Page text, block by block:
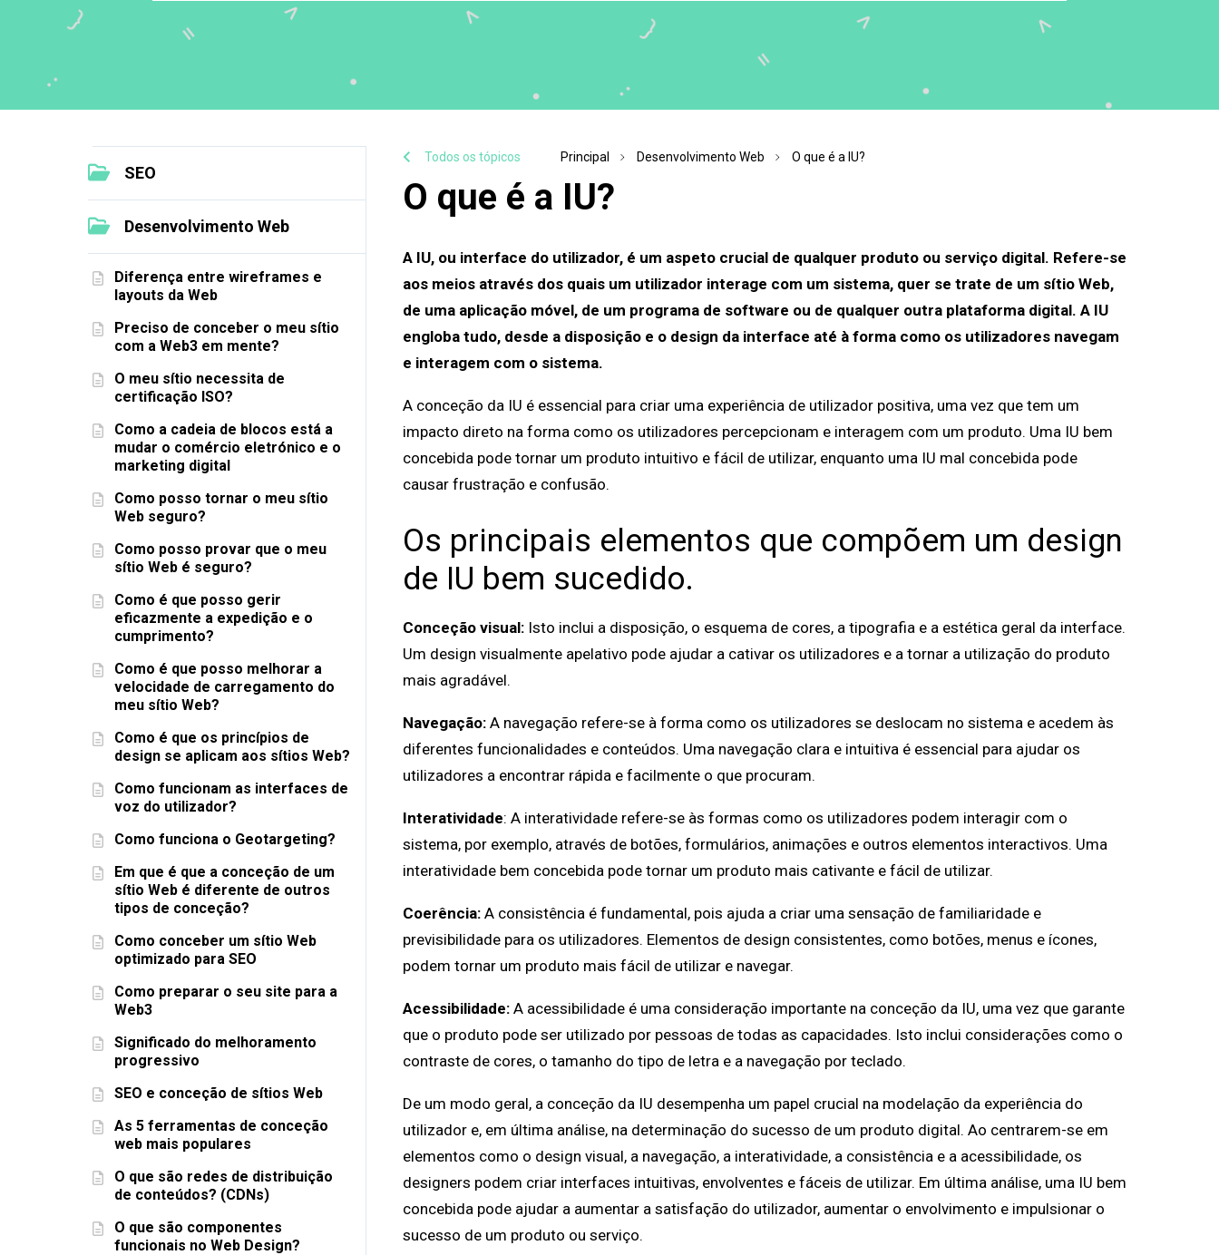
SEO
Desenvolvimento Web
Diferença entre wireframes e
layouts da Web
Preciso de conceber o meu sítio
com a Web3 em mente?
O meu sítio necessita de
certificação ISO?
Como a cadeia de blocos está a
mudar o comércio eletrónico e o
marketing digital
Como posso tornar o meu sítio
Web seguro?
Como posso provar que o meu
sítio Web é seguro?
Como é que posso gerir
eficazmente a expedição e o
cumprimento?
Como é que posso melhorar a
velocidade de carregamento do
meu sítio Web?
Como é que os princípios de
design se aplicam aos sítios Web?
Como funcionam as interfaces de
voz do utilizador?
Como funciona o Geotargeting?
Em que é que a conceção de um
sítio Web é diferente de outros
tipos de conceção?
Como conceber um sítio Web
optimizado para SEO
Como preparar o seu site para a
Web3
Significado do melhoramento
progressivo
SEO e conceção de sítios Web
As 5 ferramentas de conceção
web mais populares
O que são redes de distribuição
de conteúdos? (CDNs)
O que são componentes
funcionais no Web Design?
Todos os tópicos Principal Desenvolvimento Web O que é a IU?
O que é a IU?
A IU, ou interface do utilizador, é um aspeto crucial de qualquer produto ou serviço digital. Refere-se
aos meios através dos quais um utilizador interage com um sistema, quer se trate de um sítio Web,
de uma aplicação móvel, de um programa de software ou de qualquer outra plataforma digital. A IU
engloba tudo, desde a disposição e o design da interface até à forma como os utilizadores navegam
e interagem com o sistema.
A conceção da IU é essencial para criar uma experiência de utilizador positiva, uma vez que tem um
impacto direto na forma como os utilizadores percepcionam e interagem com um produto. Uma IU bem
concebida pode tornar um produto intuitivo e fácil de utilizar, enquanto uma IU mal concebida pode
causar frustração e confusão.
Os principais elementos que compõem um design
de IU bem sucedido.
Conceção visual: Isto inclui a disposição, o esquema de cores, a tipografia e a estética geral da interface.
Um design visualmente apelativo pode ajudar a cativar os utilizadores e a tornar a utilização do produto
mais agradável.
Navegação: A navegação refere-se à forma como os utilizadores se deslocam no sistema e acedem às
diferentes funcionalidades e conteúdos. Uma navegação clara e intuitiva é essencial para ajudar os
utilizadores a encontrar rápida e facilmente o que procuram.
Interatividade: A interatividade refere-se às formas como os utilizadores podem interagir com o
sistema, por exemplo, através de botões, formulários, animações e outros elementos interactivos. Uma
interatividade bem concebida pode tornar um produto mais cativante e fácil de utilizar.
Coerência: A consistência é fundamental, pois ajuda a criar uma sensação de familiaridade e
previsibilidade para os utilizadores. Elementos de design consistentes, como botões, menus e ícones,
podem tornar um produto mais fácil de utilizar e navegar.
Acessibilidade: A acessibilidade é uma consideração importante na conceção da IU, uma vez que garante
que o produto pode ser utilizado por pessoas de todas as capacidades. Isto inclui considerações como o
contraste de cores, o tamanho do tipo de letra e a navegação por teclado.
De um modo geral, a conceção da IU desempenha um papel crucial na modelação da experiência do
utilizador e, em última análise, na determinação do sucesso de um produto digital. Ao centrarem-se em
elementos como o design visual, a navegação, a interatividade, a consistência e a acessibilidade, os
designers podem criar interfaces intuitivas, envolventes e fáceis de utilizar. Em última análise, uma IU bem
concebida pode ajudar a aumentar a satisfação do utilizador, aumentar o envolvimento e impulsionar o
sucesso de um produto ou serviço.